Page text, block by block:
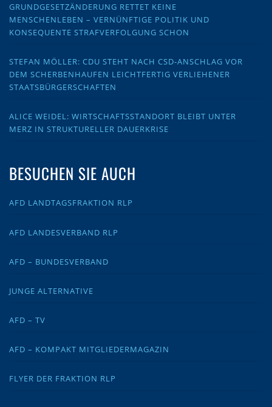
GRUNDGESETZÄNDERUNG RETTET KEINE
MENSCHENLEBEN – VERNÜNFTIGE POLITIK UND
KONSEQUENTE STRAFVERFOLGUNG SCHON
STEFAN MÖLLER: CDU STEHT NACH CSD-ANSCHLAG VOR
DEM SCHERBENHAUFEN LEICHTFERTIG VERLIEHENER
STAATSBÜRGERSCHAFTEN
ALICE WEIDEL: WIRTSCHAFTSSTANDORT BLEIBT UNTER
MERZ IN STRUKTURELLER DAUERKRISE
BESUCHEN SIE AUCH
AFD LANDTAGSFRAKTION RLP
AFD LANDESVERBAND RLP
AFD – BUNDESVERBAND
JUNGE ALTERNATIVE
AFD – TV
AFD – KOMPAKT MITGLIEDERMAGAZIN
FLYER DER FRAKTION RLP